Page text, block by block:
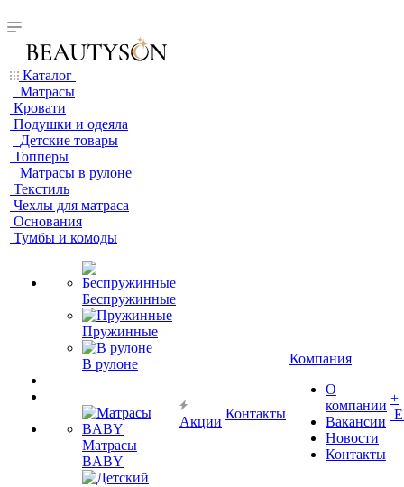
Каталог
Матрасы
Кровати
Подушки и одеяла
Детские товары
Топперы
Матрасы в рулоне
Текстиль
Чехлы для матраса
Основания
Тумбы и комоды
Беспружинные
Пружинные
В рулоне
Матрасы
BABY
Акции
Контакты
Компания
О
компании
Вакансии
Новости
Контакты
+